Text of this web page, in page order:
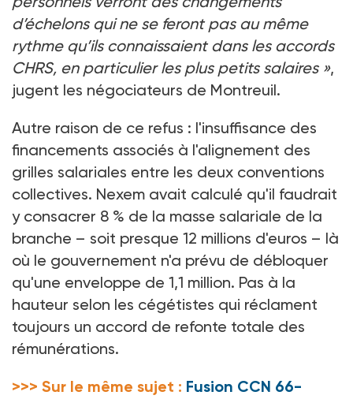
d’échelons qui ne se feront pas au même
rythme qu’ils connaissaient dans les accords
CHRS, en particulier les plus petits salaires »,
jugent les négociateurs de Montreuil.
Autre raison de ce refus : l'insuffisance des
financements associés à l'alignement des
grilles salariales entre les deux conventions
collectives. Nexem avait calculé qu'il faudrait
y consacrer 8 % de la masse salariale de la
branche – soit presque 12 millions d'euros – là
où le gouvernement n'a prévu de débloquer
qu'une enveloppe de 1,1 million. Pas à la
hauteur selon les cégétistes qui réclament
toujours un accord de refonte totale des
rémunérations.
>>> Sur le même sujet : Fusion CCN 66-